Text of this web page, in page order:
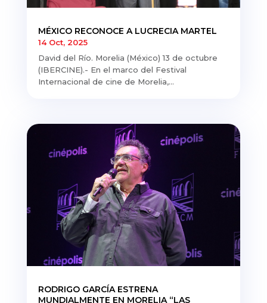
MÉXICO RECONOCE A LUCRECIA MARTEL
14 Oct, 2025
David del Río. Morelia (México) 13 de octubre
(IBERCINE).- En el marco del Festival
Internacional de cine de Morelia,...
RODRIGO GARCÍA ESTRENA
MUNDIALMENTE EN MORELIA “LAS